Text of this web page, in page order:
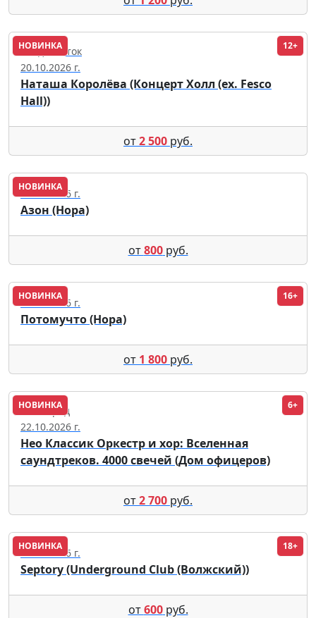
НОВИНКА 12+
Владивосток
20.10.2026 г.
Наташа Королёва (Концерт Холл (ex. Fesco
Hall))
от2 500 руб.
НОВИНКА
28.11.2026 г.
Азон (Нора)
от800руб.
НОВИНКА 16+
10.12.2026 г.
Потомучто (Нора)
от 1 800 руб.
НОВИНКА 6+
Волгоград
22.10.2026 г.
Нео Классик Оркестр и хор: Вселенная
саундтреков. 4000 свечей (Дом офицеров)
от2 700 руб.
НОВИНКА 18+
08.09.2026 г.
Septory (Underground Club (Волжский))
от600руб.